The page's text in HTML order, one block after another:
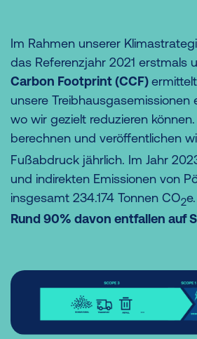
Im Rahmen unserer
das Referenzjahr 2021 erstmals
Carbon Footprint (CCF)
unsere
wo wir gezielt reduzieren
berechnen und veröffentlichen
Fußabdruck jährlich. Im Jahr
und indirekten Emissionen von
insgesamt 234.174 Tonnen CO2e.
Rund 90% davon entfallen auf